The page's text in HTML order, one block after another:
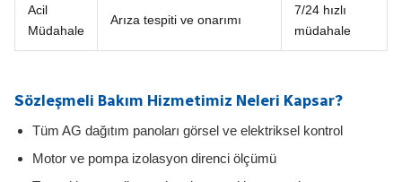
Acil
Müdahale
Arıza tespiti ve onarımı
7/24 hızlı
müdahale
Sözleşmeli Bakım Hizmetimiz Neleri Kapsar?
Tüm AG dağıtım panoları görsel ve elektriksel kontrol
Motor ve pompa izolasyon direnci ölçümü